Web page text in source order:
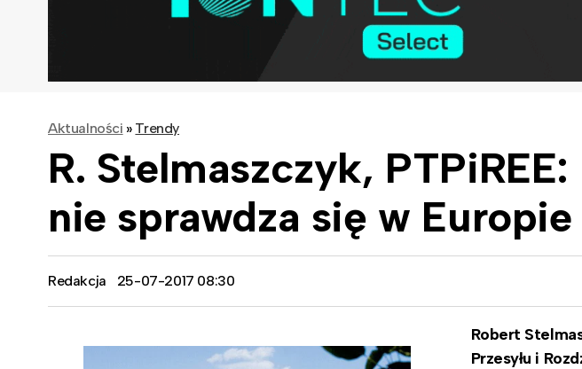
Aktualności » Trendy
R. Stelmaszczyk,
nie sprawdza się w Europie
Redakcja 25-07-2017 08:30
Robert
Przesyłu i